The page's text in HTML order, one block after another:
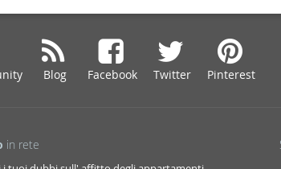
Blog Facebook Twitter Pinterest
in rete